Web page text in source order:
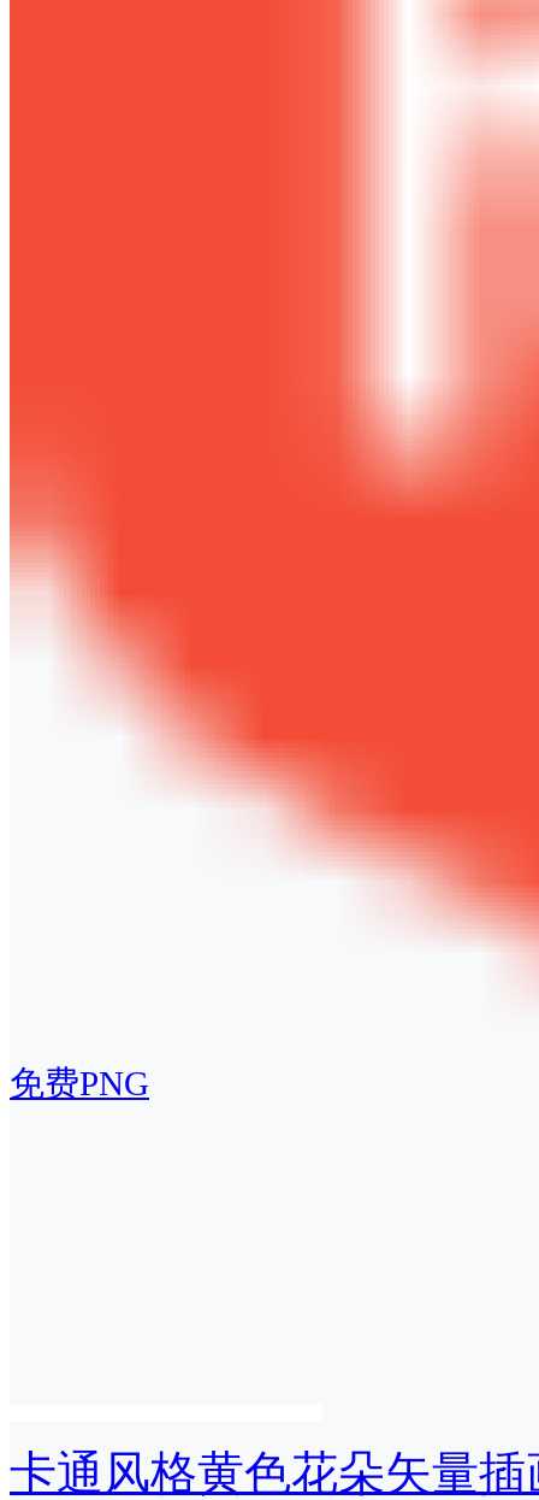
免费PNG
卡通风格黄色花朵矢量插